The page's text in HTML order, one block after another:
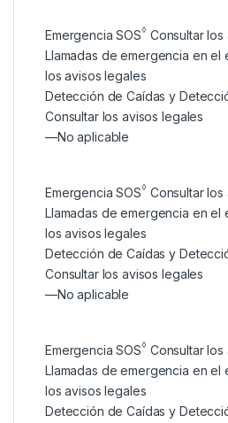
Emergencia SOS◊Consultar los
Llamadas de emergencia en el
los avisos legales
Detección de Caídas y
Consultar los avisos legales
—No aplicable
Emergencia SOS◊Consultar los
Llamadas de emergencia en el
los avisos legales
Detección de Caídas y
Consultar los avisos legales
—No aplicable
Emergencia SOS◊Consultar los
Llamadas de emergencia en el
los avisos legales
Detección de Caídas y